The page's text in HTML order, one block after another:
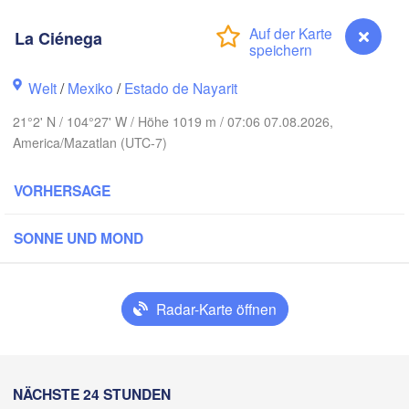
La Ciénega
Welt/Mexiko /Estado de Nayarit
21°2' N / 104°27' W / Höhe 1019 m / 07:06 07.08.2026,
America/Mazatlan (UTC-7)
VORHERSAGE
SONNE UND MOND
Radar-Karte öffnen
NÄCHSTE 24 STUNDEN
Monclova
del Parral
Mazatlán
Piedras
La Ciénega